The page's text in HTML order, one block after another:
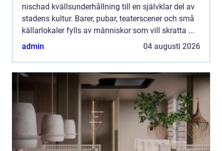
nischad kvällsunderhållning till en självklar del av
stadens kultur. Barer, pubar, teaterscener och små
källarlokaler fylls av människor som vill skratta ...
admin
04 augusti 2026